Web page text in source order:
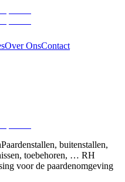
Over OnsContact
buitenstallen,
toebehoren, … RH
voor de paardenomgeving